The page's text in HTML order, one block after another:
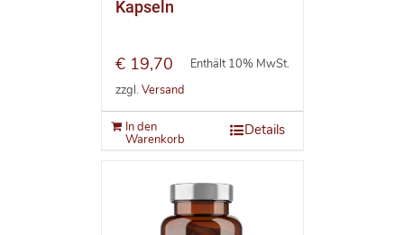
Kapseln
€19,70
Enthält 10% MwSt.
zzgl. Versand
In den
Warenkorb
Details